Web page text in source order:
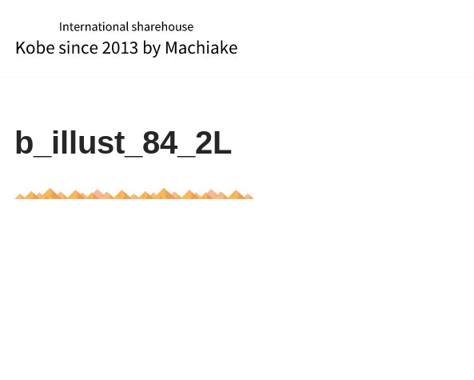
コ
ツ
へ
キ
b_illust_84_2L